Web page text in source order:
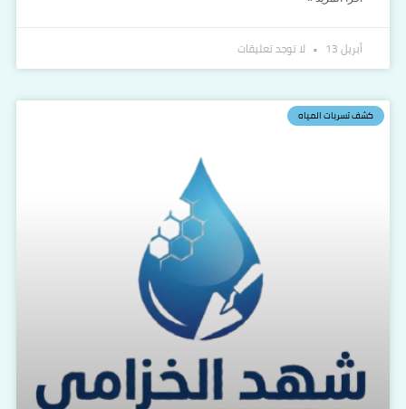
أبريل 13 لا توجد تعليقات
كشف تسربات المياه